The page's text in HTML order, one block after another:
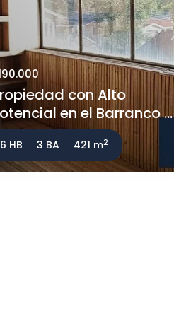
con Alto
en el Barranco ...
6 HB 3 BA 421 m2